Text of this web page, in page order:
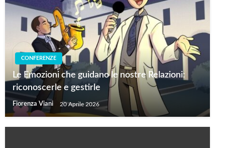
CONFERENZE
Le Emozioni che guidano le nostre Relazioni:
riconoscerle e gestirle
Fiorenza Viani 20 Aprile 2026